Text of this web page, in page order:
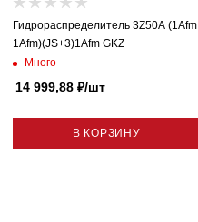
Гидрораспределитель 3Z50A (1Afm
1Afm)(JS+3)1Afm GKZ
Много
14 999,88 ₽/шт
В КОРЗИНУ